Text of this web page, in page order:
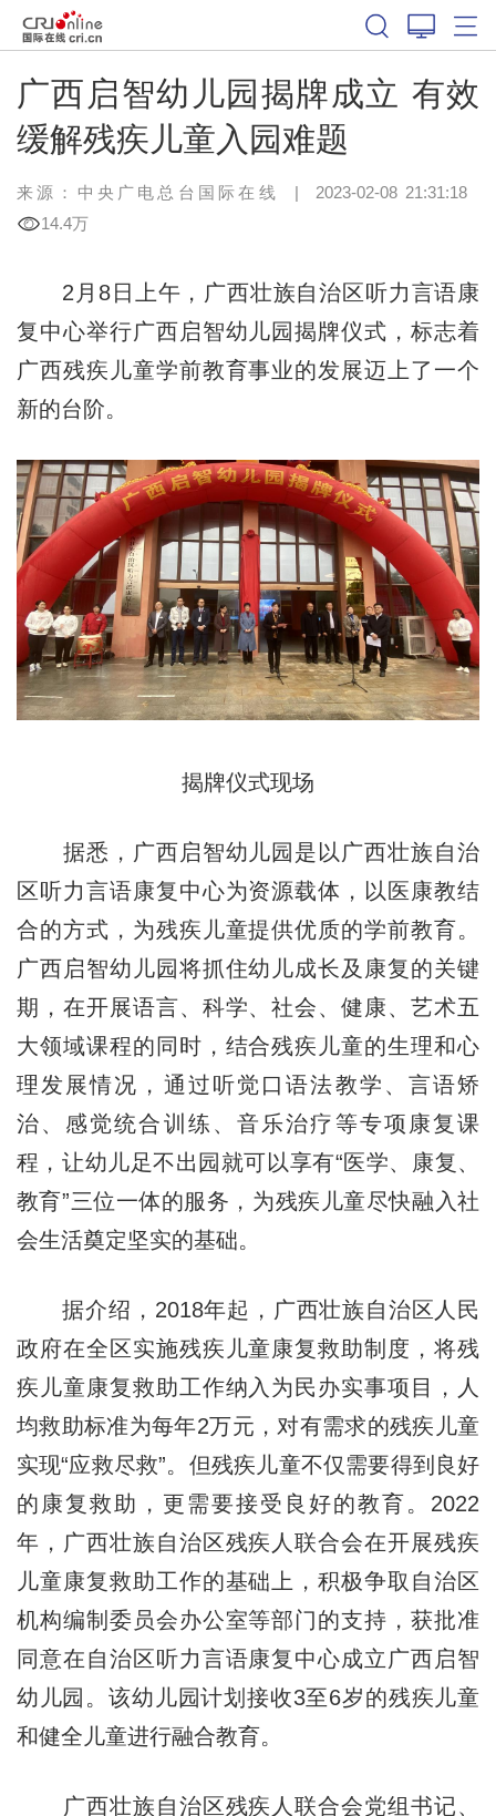
广西启智幼儿园揭牌成立 有效
缓解残疾儿童入园难题
来源：中央广电总台国际在线 | 2023-02-08 21:31:18
14.4万
2月8日上午，广西壮族自治区听力言语康
复中心举行广西启智幼儿园揭牌仪式，标志着
广西残疾儿童学前教育事业的发展迈上了一个
新的台阶。
揭牌仪式现场
据悉，广西启智幼儿园是以广西壮族自治
区听力言语康复中心为资源载体，以医康教结
合的方式，为残疾儿童提供优质的学前教育。
广西启智幼儿园将抓住幼儿成长及康复的关键
期，在开展语言、科学、社会、健康、艺术五
大领域课程的同时，结合残疾儿童的生理和心
理发展情况，通过听觉口语法教学、言语矫
治、感觉统合训练、音乐治疗等专项康复课
程，让幼儿足不出园就可以享有“医学、康复、
教育”三位一体的服务，为残疾儿童尽快融入社
会生活奠定坚实的基础。
据介绍，2018年起，广西壮族自治区人民
政府在全区实施残疾儿童康复救助制度，将残
疾儿童康复救助工作纳入为民办实事项目，人
均救助标准为每年2万元，对有需求的残疾儿童
实现“应救尽救”。但残疾儿童不仅需要得到良好
的康复救助，更需要接受良好的教育。2022
年， 广西壮族自治区残疾人联合会在开展残疾
儿童康复救助工作的基础上，积极争取自治区
机构编制委员会办公室等部门的支持，获批准
同意在自治区听力言语康复中心成立广西启智
幼儿园。该幼儿园计划接收3至6岁的残疾儿童
和健全儿童进行融合教育。
广西壮族自治区残疾人联合会党组书记、